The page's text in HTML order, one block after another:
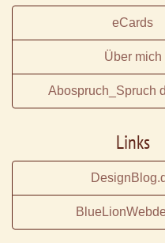
eCards
Über mich
Abospruch_Spruch
Links